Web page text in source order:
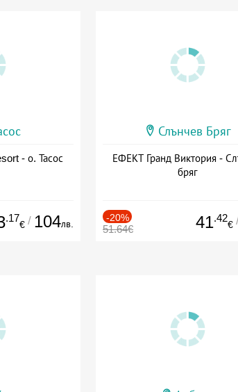
- о. Тасос
.17
€ / 104лв.
Слънчев Бряг
ЕФЕКТ Гранд Виктория -
бряг
-20%
51.64€ 41.42
€